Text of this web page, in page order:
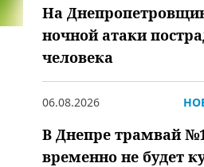
На
ночной атаки
человека
06.08.2026
В Днепре трамвай
временно не будет